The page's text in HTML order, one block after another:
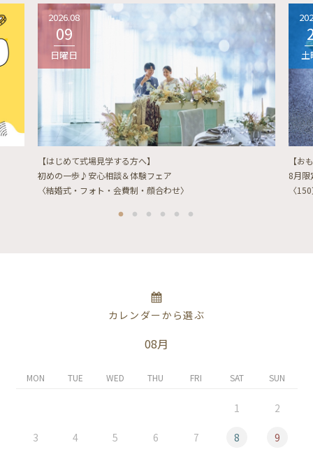
2026.08
09
日曜日
【はじめて式場見学する方へ】
初めの一歩♪安心相談＆体験フェア
〈結婚式・フォト・会費制・顔合わせ〉
土
【お
8月限
〈
カレンダーから選ぶ
08月
MON TUE WED THU FRI SAT SUN
1 2
3 4 5 6 7 8 9